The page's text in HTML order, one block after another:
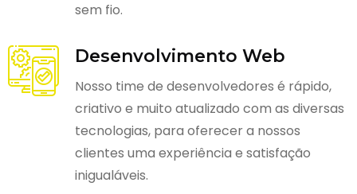
sem fio.
Desenvolvimento Web
Nosso time de desenvolvedores é rápido,
criativo e muito atualizado com as diversas
tecnologias, para oferecer a nossos
clientes uma experiência e satisfação
inigualáveis.